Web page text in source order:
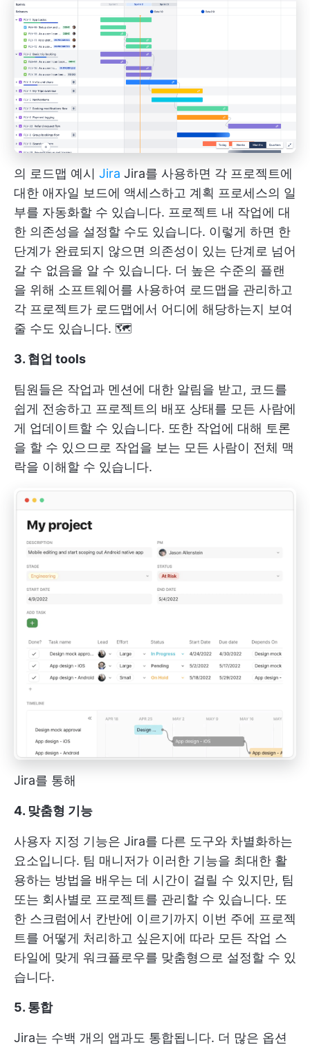
의 로드맵 예시 Jira Jira를 사용하면 각 프로젝트에
대한 애자일 보드에 액세스하고 계획 프로세스의 일
부를 자동화할 수 있습니다. 프로젝트 내 작업에 대
한 의존성을 설정할 수도 있습니다. 이렇게 하면 한
단계가 완료되지 않으면 의존성이 있는 단계로 넘어
갈 수 없음을 알 수 있습니다. 더 높은 수준의 플랜
을 위해 소프트웨어를 사용하여 로드맵을 관리하고
각 프로젝트가 로드맵에서 어디에 해당하는지 보여
줄 수도 있습니다. 🗺️
3. 협업 tools
팀원들은 작업과 멘션에 대한 알림을 받고, 코드를
쉽게 전송하고 프로젝트의 배포 상태를 모든 사람에
게 업데이트할 수 있습니다. 또한 작업에 대해 토론
을 할 수 있으므로 작업을 보는 모든 사람이 전체 맥
락을 이해할 수 있습니다.
Jira를 통해
4. 맞춤형 기능
사용자 지정 기능은 Jira를 다른 도구와 차별화하는
요소입니다. 팀 매니저가 이러한 기능을 최대한 활
용하는 방법을 배우는 데 시간이 걸릴 수 있지만, 팀
또는 회사별로 프로젝트를 관리할 수 있습니다. 또
한 스크럼에서 칸반에 이르기까지 이번 주에 프로젝
트를 어떻게 처리하고 싶은지에 따라 모든 작업 스
타일에 맞게 워크플로우를 맞춤형으로 설정할 수 있
습니다.
5. 통합
Jira는 수백 개의 앱과도 통합됩니다. 더 많은 옵션